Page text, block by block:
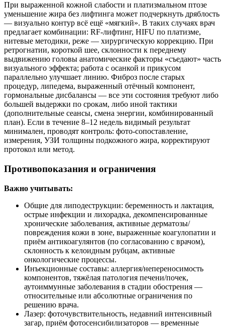
При выраженной кожной слабости и платизмальном птозе
уменьшение жира без лифтинга может подчеркнуть дряблость
— визуально контур всё ещё «мягкий». В таких случаях врач
предлагает комбинации: RF‑лифтинг, HIFU по платизме,
нитевые методики, реже — хирургическую коррекцию. При
ретрогнатии, короткой шее, склонности к переднему
выдвижению головы анатомические факторы «съедают» часть
визуального эффекта; работа с осанкой и прикусом
параллельно улучшает линию. Фиброз после старых
процедур, липедема, выраженный отёчный компонент,
гормональные дисбалансы — все эти состояния требуют либо
большей выдержки по срокам, либо иной тактики
(дополнительные сеансы, смена энергии, комбинированный
план). Если в течение 8–12 недель видимый результат
минимален, проводят контроль: фото‑сопоставление,
измерения, УЗИ толщины подкожного жира, корректируют
протокол или метод.
Противопоказания и ограничения
Важно учитывать:
Общие для липодеструкции: беременность и лактация,
острые инфекции и лихорадка, декомпенсированные
хронические заболевания, активные дерматозы/
повреждения кожи в зоне, выраженные коагулопатии и
приём антикоагулянтов (по согласованию с врачом),
склонность к келоидным рубцам, активные
онкологические процессы.
Инъекционные составы: аллергия/непереносимость
компонентов, тяжёлая патология печени/почек,
аутоиммунные заболевания в стадии обострения —
относительные или абсолютные ограничения по
решению врача.
Лазер: фоточувствительность, недавний интенсивный
загар, приём фотосенсибилизаторов — временные